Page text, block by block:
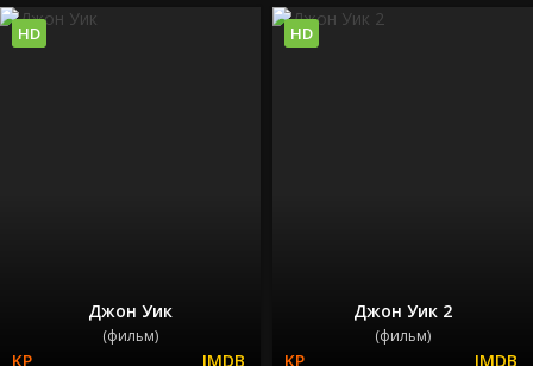
Джон Уик
(фильм)
HD
Джон Уик 2
(фильм)
HD